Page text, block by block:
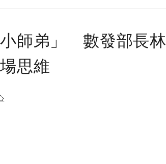
師弟」 數發部長林
思維